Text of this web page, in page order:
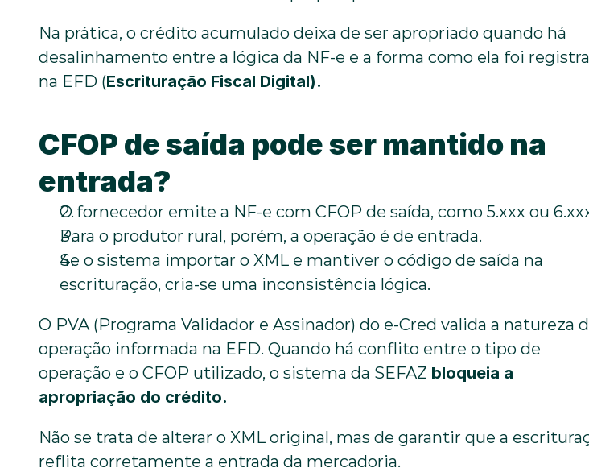
Na prática, o crédito acumulado deixa de ser apropriado quando há
desalinhamento entre a lógica da NF-e e a forma como ela foi
na EFD (Escrituração Fiscal Digital).
CFOP de saída pode ser mantido na
entrada?
O fornecedor emite a NF-e com CFOP de saída, como 5.xxx ou
Para o produtor rural, porém, a operação é de entrada.
Se o sistema importar o XML e mantiver o código de saída na
escrituração, cria-se uma inconsistência lógica.
O PVA (Programa Validador e Assinador) do e-Cred valida a natureza
operação informada na EFD. Quando há conflito entre o tipo de
operação e o CFOP utilizado, o sistema da SEFAZ bloqueia a
apropriação do crédito.
Não se trata de alterar o XML original, mas de garantir que a
reflita corretamente a entrada da mercadoria.